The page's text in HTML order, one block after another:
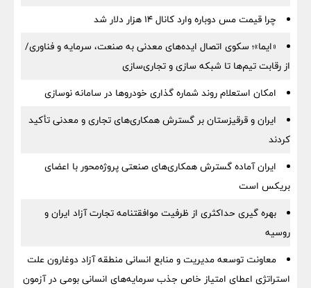
چرا قیمت مس دوباره وارد کانال ۱۴ هزار دلار شد
«ایما»؛ سکوی اتصال ایده‌های معدنی به صنعت، سرمایه و فناوری/
از رقابت تیم‌ها تا شبکه سازی و تجاری‌سازی
امکان استعلام روند شماره گذاری خودروها در سامانه نوسازی
ایران و قرقیزستان بر گسترش همکاری‌های تجاری و معدنی تأکید
کردند
ایران آماده گسترش همکاری‌های صنعتی پروژه‌محور با اعضای
بریکس است
بهره گیری حداکثری از ظرفیت موافقتنامه تجارت آزاد ایران و
روسیه
معاونت توسعه مدیریت و منابع انسانی منطقه آزاد دوغارون علت
استراتژی اعطای امتیاز خاص جذب سرمایه‌های انسانی بومی در آزمون